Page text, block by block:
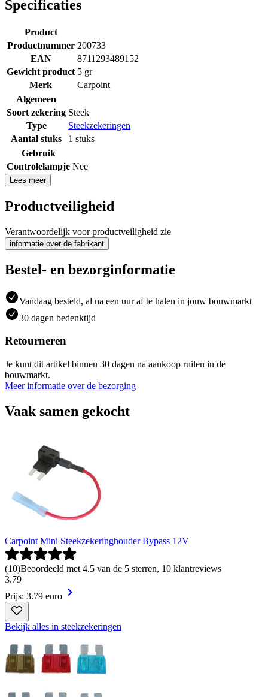
Specificaties
Product
Productnummer 200733
EAN
8711293489152
Gewicht product 5 gr
Merk
Carpoint
Algemeen
Soort zekering Steek
Type
Steekzekeringen
Aantal stuks
1 stuks
Gebruik
Controlelampje Nee
Lees meer
Productveiligheid
Verantwoordelijk voor productveiligheid zie
informatie over de fabrikant
Bestel- en bezorginformatie
Vandaag besteld, al na een uur af te halen in jouw bouwmarkt
30 dagen bedenktijd
Retourneren
Je kunt dit artikel binnen 30 dagen na aankoop ruilen in de
bouwmarkt.
Meer informatie over de bezorging
Vaak samen gekocht
Carpoint Mini Steekzekeringhouder Bypass 12V
(10)Beoordeeld met 4.5 van de 5 sterren, 10 klantreviews
3.79
Prijs: 3.79 euro
Bekijk alles in steekzekeringen